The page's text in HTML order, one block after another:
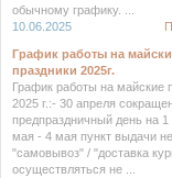
обычному графику. ...
10.06.2025
График работы на
праздники 2025г.
График работы на майские
2025 г.:- 30 апреля
предпраздничный день на 1
мая - 4 мая пункт выдачи не
"самовывоз" / "доставка
осуществляться не ...